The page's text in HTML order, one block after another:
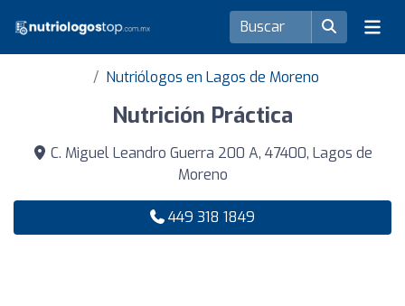
Nutriólogos en Lagos de Moreno
Nutrición Práctica
C. Miguel Leandro Guerra 200 A, 47400, Lagos de
Moreno
449 318 1849